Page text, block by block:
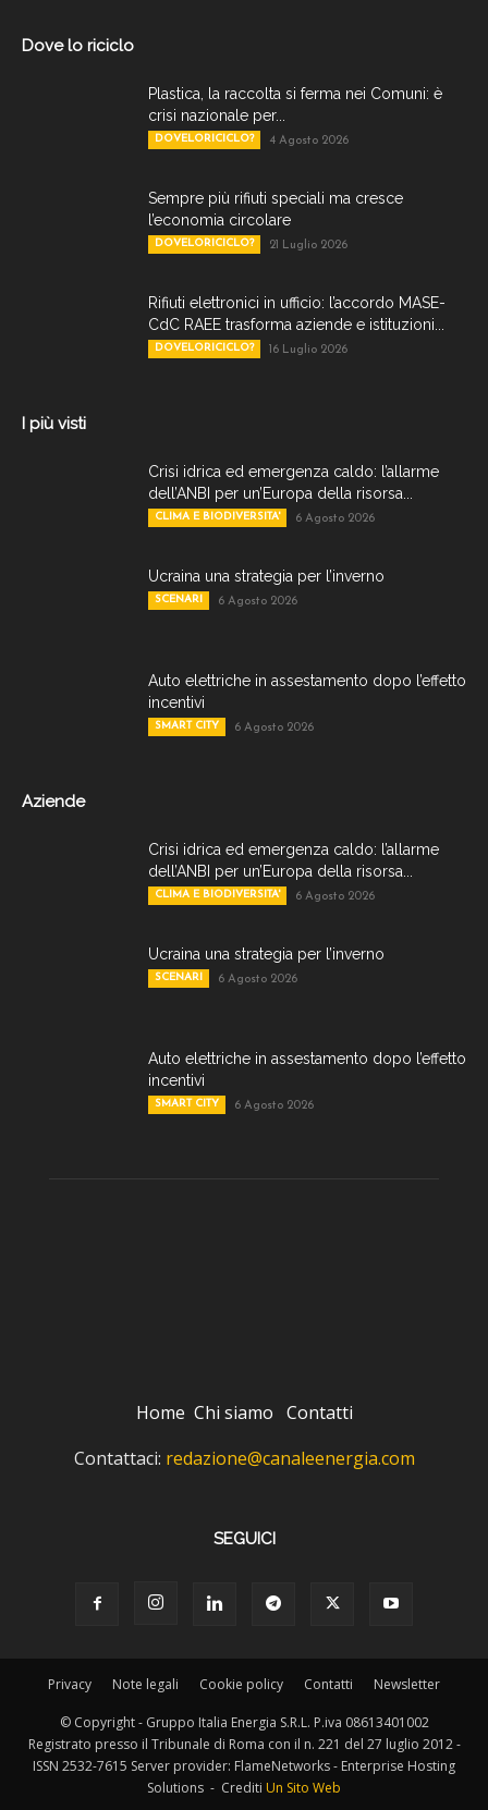
Dove lo riciclo
Plastica, la raccolta si ferma nei Comuni: è
crisi nazionale per...
DOVELORICICLO? 4 Agosto 2026
Sempre più rifiuti speciali ma cresce
l’economia circolare
DOVELORICICLO? 21 Luglio 2026
Rifiuti elettronici in ufficio: l’accordo MASE-
CdC RAEE trasforma aziende e istituzioni...
DOVELORICICLO? 16 Luglio 2026
I più visti
Crisi idrica ed emergenza caldo: l’allarme
dell’ANBI per un’Europa della risorsa...
CLIMA E BIODIVERSITA' 6 Agosto 2026
Ucraina una strategia per l’inverno
SCENARI 6 Agosto 2026
Auto elettriche in assestamento dopo l’effetto
incentivi
SMART CITY 6 Agosto 2026
Aziende
Crisi idrica ed emergenza caldo: l’allarme
dell’ANBI per un’Europa della risorsa...
CLIMA E BIODIVERSITA' 6 Agosto 2026
Ucraina una strategia per l’inverno
SCENARI 6 Agosto 2026
Auto elettriche in assestamento dopo l’effetto
incentivi
SMART CITY 6 Agosto 2026
Home Chi siamo Contatti
Contattaci: redazione@canaleenergia.com
SEGUICI
Privacy Note legali Cookie policy Contatti Newsletter
© Copyright - Gruppo Italia Energia S.R.L. P.iva 08613401002
Registrato presso il Tribunale di Roma con il n. 221 del 27 luglio 2012 -
ISSN 2532-7615 Server provider: FlameNetworks - Enterprise Hosting
Solutions - Crediti Un Sito Web